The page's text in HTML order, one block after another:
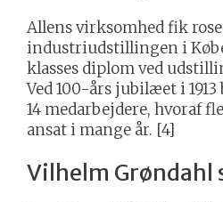
Allens virksomhed fik
industriudstillingen i
klasses diplom ved
Ved 100-års jubilæet i
14 medarbejdere, hvoraf
ansat i mange år. [4]
Vilhelm